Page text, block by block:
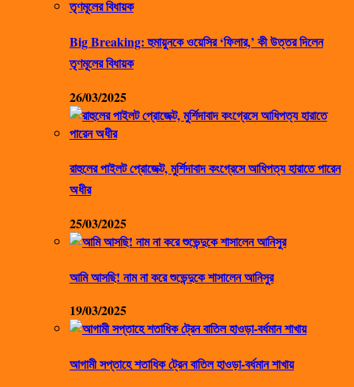
Big Breaking: হুমায়ুনকে ওয়েসির ‘ফিলার,’ কী উত্তর দিলেন
তৃণমূলের বিধায়ক
26/03/2025
রাহুলের পাইলট প্রোজেক্ট, মুর্শিদাবাদ কংগ্রেসে আধিপত্য হারাতে পারেন
অধীর
25/03/2025
আমি আসছি! নাম না করে শুভেন্দুকে শাসালেন আনিসুর
19/03/2025
আগামী সপ্তাহে শতাধিক ট্রেন বাতিল হাওড়া-বর্ধমান শাখায়